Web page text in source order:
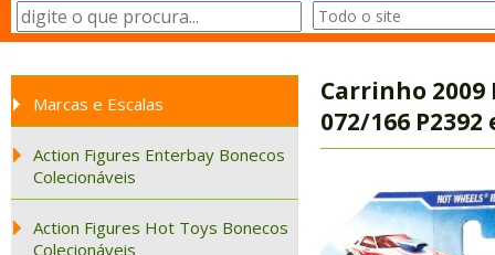
Marcas e Escalas
Action Figures Enterbay Bonecos
Colecionáveis
Action Figures Hot Toys Bonecos
Colecionáveis
Carrinho 2009
072/166